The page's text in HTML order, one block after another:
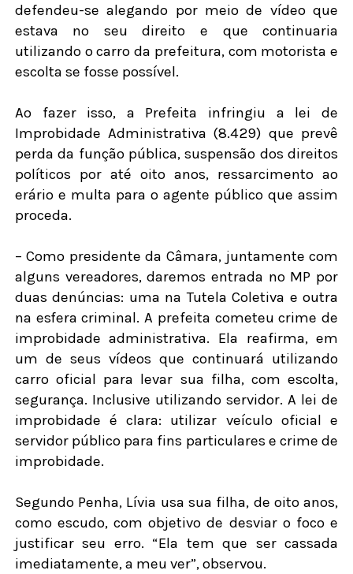
defendeu-se alegando por meio de vídeo que
estava no seu direito e que continuaria
utilizando o carro da prefeitura, com motorista e
escolta se fosse possível.
Ao fazer isso, a Prefeita infringiu a lei de
Improbidade Administrativa (8.429) que prevê
perda da função pública, suspensão dos direitos
políticos por até oito anos, ressarcimento ao
erário e multa para o agente público que assim
proceda.
– Como presidente da Câmara, juntamente com
alguns vereadores, daremos entrada no MP por
duas denúncias: uma na Tutela Coletiva e outra
na esfera criminal. A prefeita cometeu crime de
improbidade administrativa. Ela reafirma, em
um de seus vídeos que continuará utilizando
carro oficial para levar sua filha, com escolta,
segurança. Inclusive utilizando servidor. A lei de
improbidade é clara: utilizar veículo oficial e
servidor público para fins particulares e crime de
improbidade.
Segundo Penha, Lívia usa sua filha, de oito anos,
como escudo, com objetivo de desviar o foco e
justificar seu erro. “Ela tem que ser cassada
imediatamente, a meu ver”, observou.